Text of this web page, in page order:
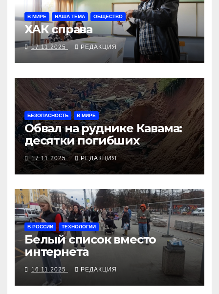
В МИРЕ НАША ТЕМА ОБЩЕСТВО
ХАК справа
17.11.2025 РЕДАКЦИЯ
БЕЗОПАСНОСТЬ В МИРЕ
Обвал на руднике Кавама:
десятки погибших
17.11.2025 РЕДАКЦИЯ
В РОССИИ ТЕХНОЛОГИИ
Белый список вместо
интернета
16.11.2025 РЕДАКЦИЯ